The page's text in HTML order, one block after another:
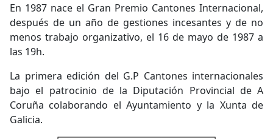
En 1987 nace el Gran Premio Cantones Internacional,
después de un año de gestiones incesantes y de no
menos trabajo organizativo, el 16 de mayo de 1987 a
las 19h.
La primera edición del G.P Cantones internacionales
bajo el patrocinio de la Diputación Provincial de A
Coruña colaborando el Ayuntamiento y la Xunta de
Galicia.